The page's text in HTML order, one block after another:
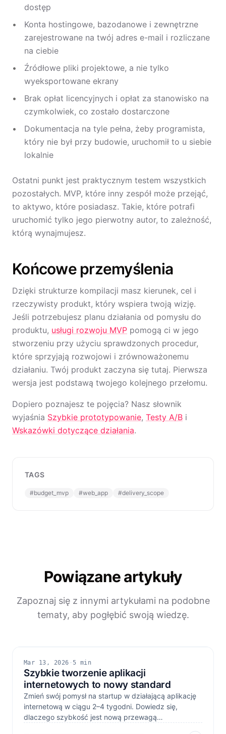
dostęp
Konta hostingowe, bazodanowe i zewnętrzne
zarejestrowane na twój adres e-mail i rozliczane
na ciebie
Źródłowe pliki projektowe, a nie tylko
wyeksportowane ekrany
Brak opłat licencyjnych i opłat za stanowisko na
czymkolwiek, co zostało dostarczone
Dokumentacja na tyle pełna, żeby programista,
który nie był przy budowie, uruchomił to u siebie
lokalnie
Ostatni punkt jest praktycznym testem wszystkich
pozostałych. MVP, które inny zespół może przejąć,
to aktywo, które posiadasz. Takie, które potrafi
uruchomić tylko jego pierwotny autor, to zależność,
którą wynajmujesz.
Końcowe przemyślenia
Dzięki strukturze kompilacji masz kierunek, cel i
rzeczywisty produkt, który wspiera twoją wizję.
Jeśli potrzebujesz planu działania od pomysłu do
produktu, usługi rozwoju MVP pomogą ci w jego
stworzeniu przy użyciu sprawdzonych procedur,
które sprzyjają rozwojowi i zrównoważonemu
działaniu. Twój produkt zaczyna się tutaj. Pierwsza
wersja jest podstawą twojego kolejnego przełomu.
Dopiero poznajesz te pojęcia? Nasz słownik
wyjaśnia Szybkie prototypowanie, Testy A/B i
Wskazówki dotyczące działania.
TAGS
#budget_mvp #web_app #delivery_scope
Powiązane artykuły
Zapoznaj się z innymi artykułami na podobne
tematy, aby pogłębić swoją wiedzę.
Mar 13, 2026 · 5 min
Szybkie tworzenie aplikacji
internetowych to nowy standard
Zmień swój pomysł na startup w działającą aplikację
internetową w ciągu 2–4 tygodni. Dowiedz się,
dlaczego szybkość jest nową przewagą